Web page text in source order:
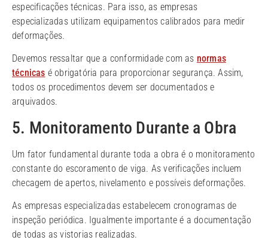
especificações técnicas. Para isso, as empresas
especializadas utilizam equipamentos calibrados para medir
deformações.
Devemos ressaltar que a conformidade com as normas
técnicas é obrigatória para proporcionar segurança. Assim,
todos os procedimentos devem ser documentados e
arquivados.
5. Monitoramento Durante a Obra
Um fator fundamental durante toda a obra é o monitoramento
constante do escoramento de viga. As verificações incluem
checagem de apertos, nivelamento e possíveis deformações.
As empresas especializadas estabelecem cronogramas de
inspeção periódica. Igualmente importante é a documentação
de todas as vistorias realizadas.